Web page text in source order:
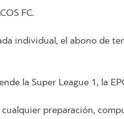
FC.
individual, el abono de
la Super League 1, la
preparación,